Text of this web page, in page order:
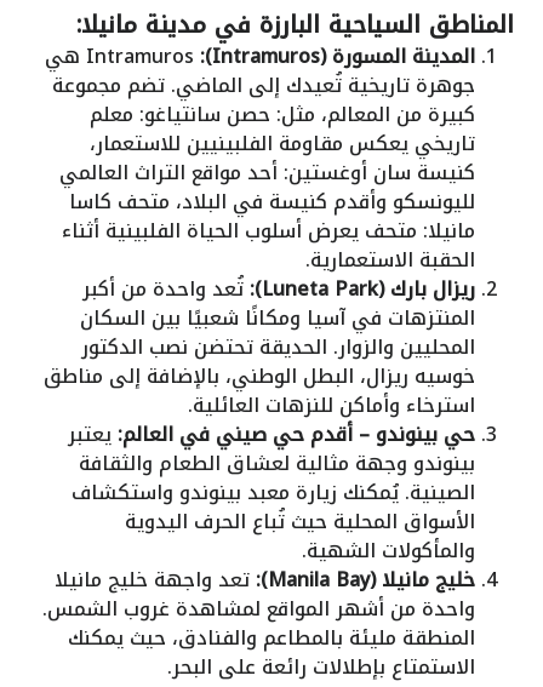
المناطق السياحية البارزة في مدينة مانيلا:
المدينة المسورة (Intramuros): Intramuros هي
جوهرة تاريخية تُعيدك إلى الماضي. تضم مجموعة
كبيرة من المعالم، مثل: حصن سانتياغو: معلم
تاريخي يعكس مقاومة الفلبينيين للاستعمار،
كنيسة سان أوغستين: أحد مواقع التراث العالمي
لليونسكو وأقدم كنيسة في البلاد، متحف كاسا
مانيلا: متحف يعرض أسلوب الحياة الفلبينية أثناء
الحقبة الاستعمارية.
ريزال بارك (Luneta Park): تُعد واحدة من أكبر
المنتزهات في آسيا ومكانًا شعبيًا بين السكان
المحليين والزوار. الحديقة تحتضن نصب الدكتور
خوسيه ريزال، البطل الوطني، بالإضافة إلى مناطق
استرخاء وأماكن للنزهات العائلية.
حي بينوندو – أقدم حي صيني في العالم:يعتبر
بينوندو وجهة مثالية لعشاق الطعام والثقافة
الصينية. يُمكنك زيارة معبد بينوندو واستكشاف
الأسواق المحلية حيث تُباع الحرف اليدوية
والمأكولات الشهية.
خليج مانيلا (Manila Bay): تعد واجهة خليج مانيلا
واحدة من أشهر المواقع لمشاهدة غروب الشمس.
المنطقة مليئة بالمطاعم والفنادق، حيث يمكنك
الاستمتاع بإطلالات رائعة على البحر.